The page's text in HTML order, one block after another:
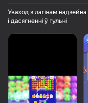
Уваход з лагінам
і дасягненні ў гульні